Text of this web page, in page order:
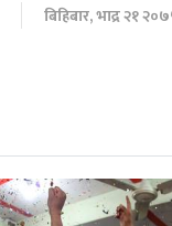
बिहिबार, भाद्र २१